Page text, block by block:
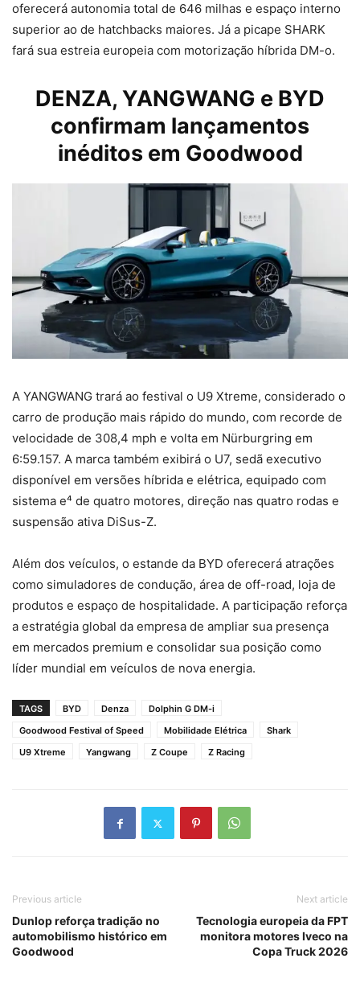
oferecerá autonomia total de 646 milhas e espaço interno
superior ao de hatchbacks maiores. Já a picape SHARK
fará sua estreia europeia com motorização híbrida DM-o.
DENZA, YANGWANG e BYD
confirmam lançamentos
inéditos em Goodwood
A YANGWANG trará ao festival o U9 Xtreme, considerado o
carro de produção mais rápido do mundo, com recorde de
velocidade de 308,4 mph e volta em Nürburgring em
6:59.157. A marca também exibirá o U7, sedã executivo
disponível em versões híbrida e elétrica, equipado com
sistema e⁴ de quatro motores, direção nas quatro rodas e
suspensão ativa DiSus-Z.
Além dos veículos, o estande da BYD oferecerá atrações
como simuladores de condução, área de off-road, loja de
produtos e espaço de hospitalidade. A participação reforça
a estratégia global da empresa de ampliar sua presença
em mercados premium e consolidar sua posição como
líder mundial em veículos de nova energia.
TAGS BYD Denza
Dolphin G DM-i
Goodwood Festival of Speed
Mobilidade Elétrica
Shark
U9 Xtreme
Yangwang Z Coupe Z Racing
Previous article
Dunlop reforça tradição no
automobilismo histórico em
Goodwood
Next article
Tecnologia europeia da FPT
monitora motores Iveco na
Copa Truck 2026